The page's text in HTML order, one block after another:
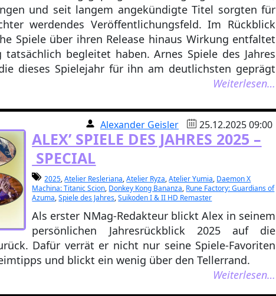
und seit langem angekündigte Titel sorgten für
werdendes Veröffentlichungsfeld. Im Rückblick
Spiele über ihren Release hinaus Wirkung entfaltet
begleitet haben. Arnes Spiele des Jahres
dieses Spielejahr für ihn am deutlichsten geprägt
Weiterlesen…
Alexander Geisler 25.12.2025 09:00
ALEX’ SPIELE DES JAHRES 2025 –
SPECIAL
2025,Atelier Resleriana,Atelier Ryza,Atelier Yumia, Daemon X
Machina: Titanic Scion, Donkey Kong Bananza, Rune Factory: Guardians of
Azuma,Spiele des Jahres,Suikoden I & II HD Remaster
Als erster NMag-Redakteur blickt Alex in seinem
persönlichen Jahresrückblick 2025 auf die
Dafür verrät er nicht nur seine Spiele-Favoriten
und blickt ein wenig über den Tellerrand.
Weiterlesen…